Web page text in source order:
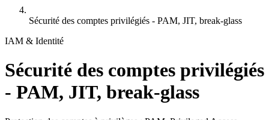
Sécurité des comptes privilégiés - PAM, JIT, break-glass
IAM & Identité
Sécurité des comptes privilégiés
- PAM, JIT, break-glass